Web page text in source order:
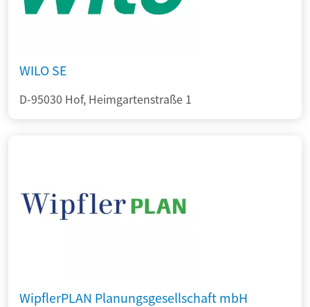
WILO SE
D-95030 Hof, Heimgartenstraße 1
WipflerPLAN Planungsgesellschaft mbH